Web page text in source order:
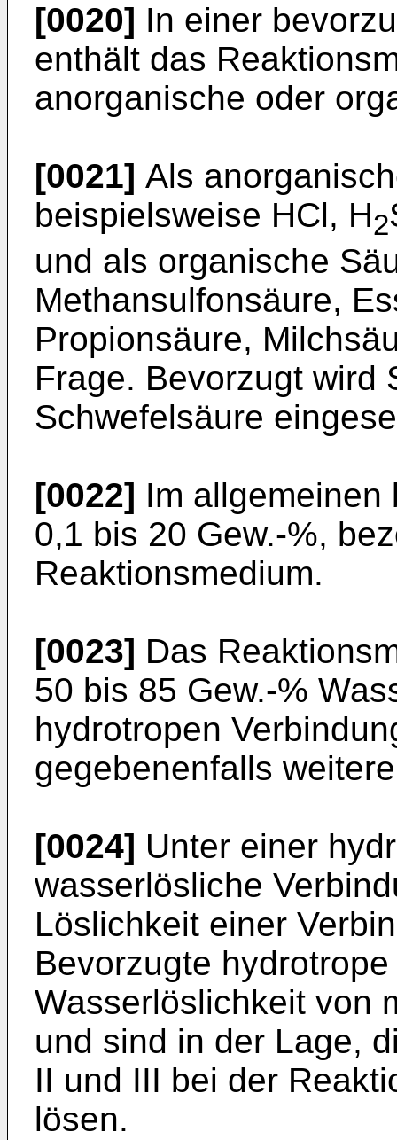
[0020] In einer
enthält das
anorganische oder
[0021] Als
beispielsweise HCl, H2
und als organische
Methansulfonsäure,
Propionsäure,
Frage. Bevorzugt wird
Schwefelsäure
[0022] Im allgemeinen
0,1 bis 20 Gew.-%,
Reaktionsmedium.
[0023] Das
50 bis 85 Gew.-%
hydrotropen
gegebenenfalls
[0024] Unter einer
wasserlösliche
Löslichkeit einer
Bevorzugte
Wasserlöslichkeit von
und sind in der Lage,
II und III bei der
lösen.